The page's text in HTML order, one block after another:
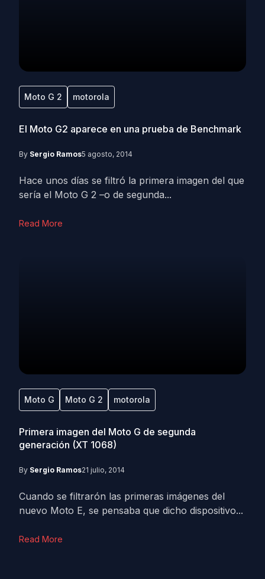
Moto G 2 motorola
El Moto G2 aparece en una prueba de Benchmark
By Sergio Ramos5 agosto, 2014
Hace unos días se filtró la primera imagen del que
sería el Moto G 2 –o de segunda...
Read More
Moto G Moto G 2 motorola
Primera imagen del Moto G de segunda
generación (XT 1068)
By Sergio Ramos21 julio, 2014
Cuando se filtrarón las primeras imágenes del
nuevo Moto E, se pensaba que dicho dispositivo...
Read More